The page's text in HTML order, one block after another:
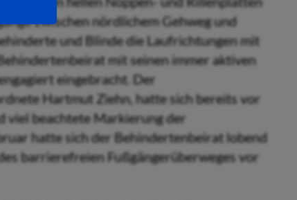
zwischen nördlichem Gehweg und
und Blinde die Laufrichtungen mit
mit seinen immer aktiven
eingebracht. Der
Hartmut Ziehn, hatte sich bereits vor
viel beachtete Markierung der
hatte sich der Behindertenbeirat lobend
barrierefreien Fußgängerüberweges vor